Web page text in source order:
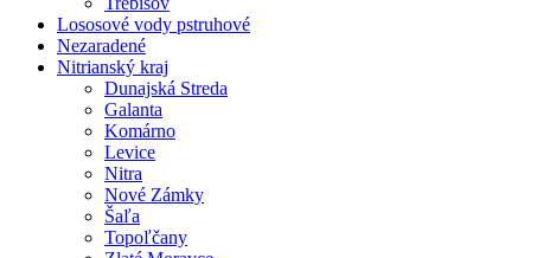
Lososové vody pstruhové
Nezaradené
Nitrianský kraj
Dunajská Streda
Galanta
Komárno
Levice
Nitra
Nové Zámky
Šaľa
Topoľčany